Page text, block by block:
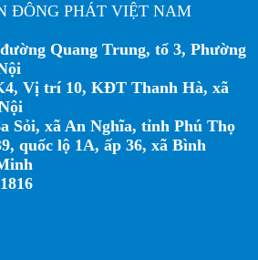
ĐÔNG PHÁT VIỆT NAM
Quang Trung, tổ 3, Phường
Vị trí 10, KĐT Thanh Hà, xã
Sỏi, xã An Nghĩa, tỉnh Phú Thọ
quốc lộ 1A, ấp 36, xã Bình